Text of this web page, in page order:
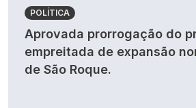
POLÍTICA
Aprovada prorrogação do
empreitada de expansão
de São Roque.